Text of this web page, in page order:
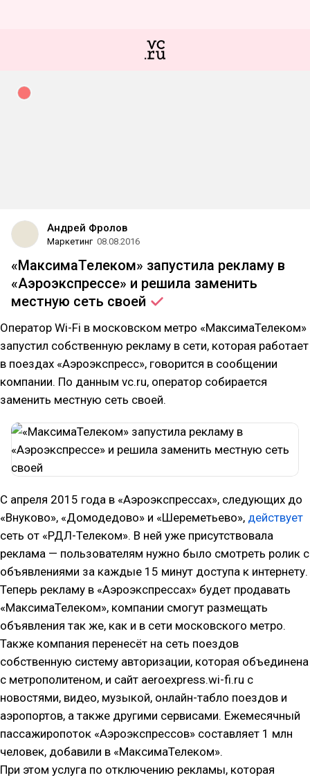
Андрей Фролов
Маркетинг 08.08.2016
«МаксимаТелеком» запустила рекламу в
«Аэроэкспрессе» и решила заменить
местную сеть своей
Оператор Wi-Fi в московском метро «МаксимаТелеком»
запустил собственную рекламу в сети, которая работает
в поездах «Аэроэкспресс», говорится в сообщении
компании. По данным vc.ru, оператор собирается
заменить местную сеть своей.
C апреля 2015 года в «Аэроэкспрессах», следующих до
«Внуково», «Домодедово» и «Шереметьево», действует
сеть от «РДЛ-Телеком». В ней уже присутствовала
реклама — пользователям нужно было смотреть ролик с
объявлениями за каждые 15 минут доступа к интернету.
Теперь рекламу в «Аэроэкспрессах» будет продавать
«МаксимаТелеком», компании смогут размещать
объявления так же, как и в сети московского метро.
Также компания перенесёт на сеть поездов
собственную систему авторизации, которая объединена
с метрополитеном, и сайт aeroexpress.wi-fi.ru с
новостями, видео, музыкой, онлайн-табло поездов и
аэропортов, а также другими сервисами. Ежемесячный
пассажиропоток «Аэроэкспрессов» составляет 1 млн
человек, добавили в «МаксимаТелеком».
При этом услуга по отключению рекламы, которая